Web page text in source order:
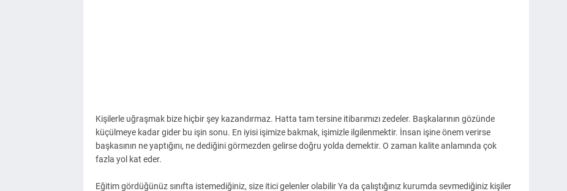
Kişilerle uğraşmak bize hiçbir şey kazandırmaz. Hatta tam tersine itibarımızı zedeler. Başkalarının gözünde
küçülmeye kadar gider bu işin sonu. En iyisi işimize bakmak, işimizle ilgilenmektir. İnsan işine önem verirse
başkasının ne yaptığını, ne dediğini görmezden gelirse doğru yolda demektir. O zaman kalite anlamında çok
fazla yol kat eder.
Eğitim gördüğünüz sınıfta istemediğiniz, size itici gelenler olabilir Ya da çalıştığınız kurumda sevmediğiniz kişiler